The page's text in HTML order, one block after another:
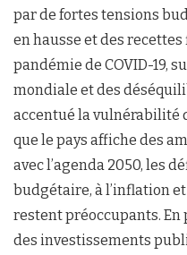
par de fortes tensions
en hausse et des
pandémie de COVID-19,
mondiale et des
accentué la vulnérabilité
que le pays affiche des
avec l’agenda 2050, les
budgétaire, à l’inflation
restent préoccupants.
des investissements